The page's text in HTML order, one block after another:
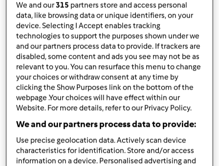
published: 02-12-2017
modificata: 04-12-2017
Aggiungi alle mie raccolte
condividi la ricetta
Crea variante
Ingredienti
" Camille " muffins carote e mandorle
We and our315 partners store and access personal
data, like browsing data or unique identifiers, on your
device. Selecting I Accept enables tracking
technologies to support the purposes shown under we
and our partners process data to provide. If trackers are
disabled, some content and ads you see may not be as
relevant to you. You can resurface this menu to change
your choices or withdraw consent at any time by
clicking the Show Purposes link on the bottom of the
webpage .Your choices will have effect within our
Website. For more details, refer to our Privacy Policy.
We and our partners process data to provide:
Use precise geolocation data. Actively scan device
characteristics for identification. Store and/or access
information on a device. Personalised advertising and